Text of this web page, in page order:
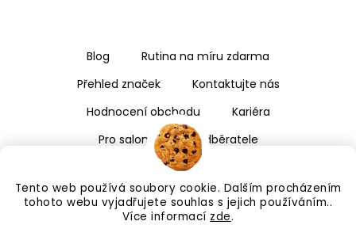
Tento web používá soubory cookie. Dalším procházením
tohoto webu vyjadřujete souhlas s jejich používáním..
Více informací zde.
Blog
Rutina na míru zdarma
Přehled značek
Kontaktujte nás
Hodnocení obchodu
Kariéra
Pro salony a velkoodběratele